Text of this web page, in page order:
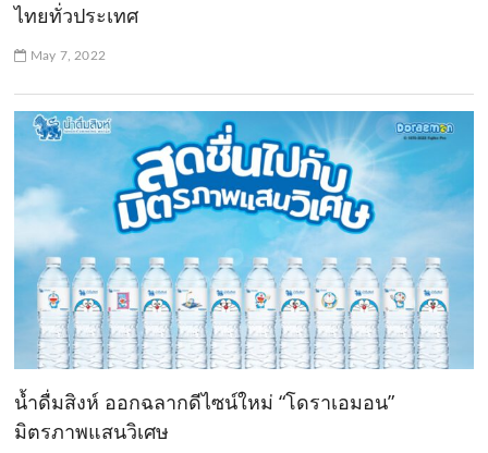
ไทยทั่วประเทศ
May 7, 2022
น้ำดื่มสิงห์ ออกฉลากดีไซน์ใหม่ “โดราเอมอน”
มิตรภาพแสนวิเศษ